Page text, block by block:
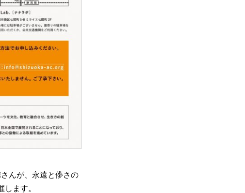
んが、永遠と儚さの
ます。